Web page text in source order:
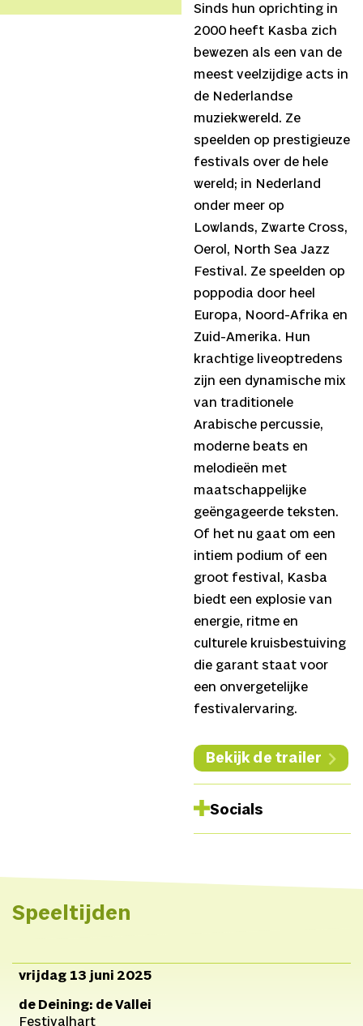
Sinds hun oprichting in
2000 heeft Kasba zich
bewezen als een van de
meest veelzijdige acts in
de Nederlandse
muziekwereld. Ze
speelden op prestigieuze
festivals over de hele
wereld; in Nederland
onder meer op
Lowlands, Zwarte Cross,
Oerol, North Sea Jazz
Festival. Ze speelden op
poppodia door heel
Europa, Noord-Afrika en
Zuid-Amerika. Hun
krachtige liveoptredens
zijn een dynamische mix
van traditionele
Arabische percussie,
moderne beats en
melodieën met
maatschappelijke
geëngageerde teksten.
Of het nu gaat om een
intiem podium of een
groot festival, Kasba
biedt een explosie van
energie, ritme en
culturele kruisbestuiving
die garant staat voor
een onvergetelijke
festivalervaring.
Bekijk de trailer
Socials
Spotify
Speeltijden
vrijdag 13 juni 2025
de Deining: de Vallei
Festivalhart